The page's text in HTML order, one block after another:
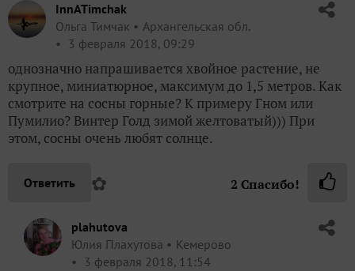
InnATimchak
Ольга Тимчак
Архангельская обл.
3 февраля 2018, 09:29
однозначно напрашивается хвойное растение, не
крупное, миниатюрное, максимум до 1,5 метров. Как
смотрите на сосны горные? К примеру Гном или
Пумилио? Винтер Голд зимой желтоватый))) При
этом, сосны очень любят солнце.
Ответить ✿ 2 Спасибо!
plahutova
Юлия Плахутова
Кемерово
3 февраля 2018, 11:54